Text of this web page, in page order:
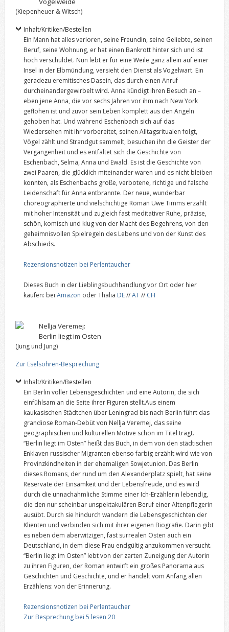
(Kiepenheuer & Witsch)
Inhalt/Kritiken/Bestellen
Ein Mann hat alles verloren, seine Freundin, seine Geliebte, seinen
Beruf, seine Wohnung, er hat einen Bankrott hinter sich und ist
hoch verschuldet. Nun lebt er für eine Weile ganz allein auf einer
Insel in der Elbmündung, versieht den Dienst als Vogelwart. Ein
geradezu eremitisches Dasein, das durch einen Anruf
durcheinandergewirbelt wird. Anna kündigt ihren Besuch an –
eben jene Anna, die vor sechs Jahren vor ihm nach New York
geflohen ist und zuvor sein Leben komplett aus den Angeln
gehoben hat. Und während Eschenbach sich auf das
Wiedersehen mit ihr vorberei­tet, seinen Alltagsritualen folgt,
Vögel zählt und Strandgut sammelt, besuchen ihn die Geister der
Ver­gangenheit und es entfaltet sich die Geschichte von
Eschenbach, Selma, Anna und Ewald. Es ist die Ge­schichte von
zwei Paaren, die glücklich miteinander waren und es nicht bleiben
konnten, als Eschenbachs große, verbotene, richtige und falsche
Leidenschaft für Anna entbrannte. Der neue, wunderbar
choreographierte und vielschichtige Roman Uwe Timms erzählt
mit hoher Inten­sität und zugleich fast meditativer Ruhe, präzise,
schön, komisch und klug von der Macht des Begehrens, von den
geheimnisvollen Spielregeln des Lebens und von der Kunst des
Abschieds.
Rezensionsnotizen bei Perlentaucher
Dieses Buch in der Lieblingsbuchhandlung vor Ort oder hier
kaufen: bei Amazon oder Thalia DE//AT// CH
Nellja Veremej:
Berlin liegt im Osten
(Jung und Jung)
Zur Eselsohren-Besprechung
Inhalt/Kritiken/Bestellen
Ein Berlin voller Lebensgeschichten und eine Autorin, die sich
einfühlsam an die Seite ihrer Figuren stellt.Aus einem
kaukasischen Städtchen über Leningrad bis nach Berlin führt das
grandiose Roman-Debüt von Nellja Veremej, das seine
geographischen und kulturellen Motive schon im Titel trägt.
“Berlin liegt im Osten” heißt das Buch, in dem von den städtischen
Enklaven russischer Migranten ebenso farbig erzählt wird wie von
Provinzkindheiten in der ehemaligen Sowjetunion. Das Berlin
dieses Romans, der rund um den Alexanderplatz spielt, hat seine
Reservate der Einsamkeit und der Lebensfreude, und es wird
durch die unnachahmliche Stimme einer Ich-Erzählerin lebendig,
die den nur scheinbar unspektakulären Beruf einer Altenpflegerin
ausübt. Durch sie hindurch wandern die Lebensgeschichten der
Klienten und verbinden sich mit ihrer eigenen Biografie. Darin gibt
es neben dem aberwitzigen, fast surrealen Osten auch ein
Deutschland, in dem diese Frau endgültig anzukommen versucht.
“Berlin liegt im Osten” lebt von der zarten Zuneigung der Autorin
zu ihren Figuren, der Roman entwirft ein großes Panorama aus
Geschichten und Geschichte, und er handelt vom Anfang allen
Erzählens: von der Erinnerung.
Rezensionsnotizen bei Perlentaucher
Zur Besprechung bei 5 lesen 20